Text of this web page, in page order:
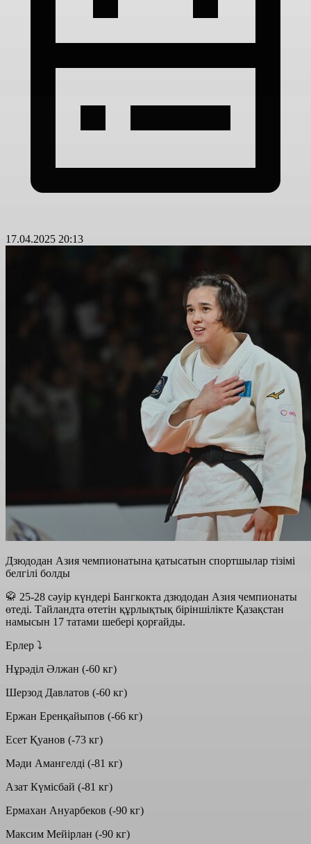
17.04.2025 20:13
Дзюдодан Азия чемпионатына қатысатын спортшылар тізімі
белгілі болды
🥋 25-28 сәуір күндері Бангкокта дзюдодан Азия чемпионаты
өтеді. Тайландта өтетін құрлықтық біріншілікте Қазақстан
намысын 17 татами шебері қорғайды.
Ерлер ⤵️
Нұрәділ Әлжан (-60 кг)
Шерзод Давлатов (-60 кг)
Ержан Еренқайыпов (-66 кг)
Есет Қуанов (-73 кг)
Мәди Амангелді (-81 кг)
Азат Күмісбай (-81 кг)
Ермахан Ануарбеков (-90 кг)
Максим Мейірлан (-90 кг)